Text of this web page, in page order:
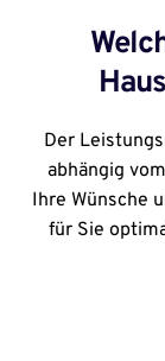
Der
abhängig
Ihre Wünsche
für Sie